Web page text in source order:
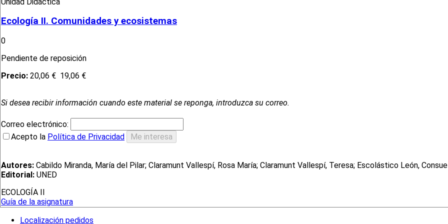
Ecología II. Comunidades y ecosistemas
0
Pendiente de reposición
Precio: 20,06 € 19,06 €
Si desea recibir información cuando este material se reponga, introduzca su correo.
Correo electrónico:
Acepto la Política de Privacidad
Autores: Cabildo Miranda, María del Pilar; Claramunt Vallespí, Rosa María; Claramunt Vallespí, Teresa; Escolástico León,
Editorial: UNED
ECOLOGÍA II
Guía de la asignatura
Localización pedidos